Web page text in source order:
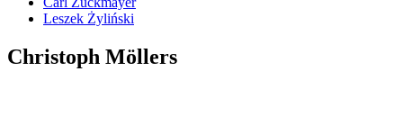
Leszek Żyliński
Christoph Möllers